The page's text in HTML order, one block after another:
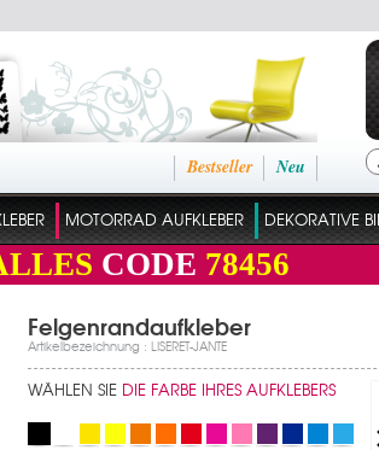
Neu
Bestseller
MOTORRAD AUFKLEBER DEKORATIVE
CODE 78456
Felgenrandaufkleber
Artikelbezeichnung : LISERET-JANTE
WÄHLEN SIE DIE FARBE IHRES AUFKLEBERS